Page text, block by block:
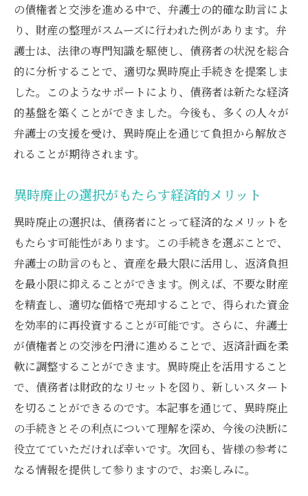
の債権者と交渉を進める中で、弁護士の的確な助言によ
り、財産の整理がスムーズに行われた例があります。弁
護士は、法律の専門知識を駆使し、債務者の状況を総合
的に分析することで、適切な異時廃止手続きを提案しま
した。このようなサポートにより、債務者は新たな経済
的基盤を築くことができました。今後も、多くの人々が
弁護士の支援を受け、異時廃止を通じて負担から解放さ
れることが期待されます。
異時廃止の選択がもたらす経済的メリット
異時廃止の選択は、債務者にとって経済的なメリットを
もたらす可能性があります。この手続きを選ぶことで、
弁護士の助言のもと、資産を最大限に活用し、返済負担
を最小限に抑えることができます。例えば、不要な財産
を精査し、適切な価格で売却することで、得られた資金
を効率的に再投資することが可能です。さらに、弁護士
が債権者との交渉を円滑に進めることで、返済計画を柔
軟に調整することができます。異時廃止を活用すること
で、債務者は財政的なリセットを図り、新しいスタート
を切ることができるのです。本記事を通じて、異時廃止
の手続きとその利点について理解を深め、今後の決断に
役立てていただければ幸いです。次回も、皆様の参考に
なる情報を提供して参りますので、お楽しみに。